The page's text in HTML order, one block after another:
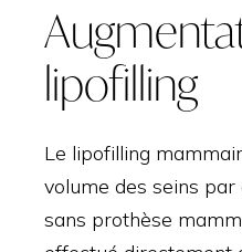
lipofilling
Le lipofilling
volume des seins
sans prothèse